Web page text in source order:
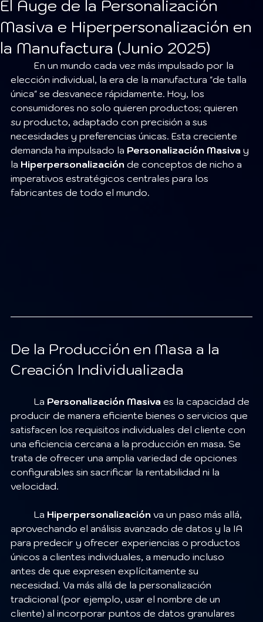
El Auge de la Personalización
Masiva e Hiperpersonalización en
la Manufactura (Junio 2025)
elección individual, la era de la manufactura "de talla
única" se desvanece rápidamente. Hoy, los
consumidores no solo quieren productos; quieren
su producto, adaptado con precisión a sus
necesidades y preferencias únicas. Esta creciente
demanda ha impulsado la Personalización Masiva y
la Hiperpersonalización de conceptos de nicho a
imperativos estratégicos centrales para los
fabricantes de todo el mundo.
De la Producción en Masa a la
Creación Individualizada
	La
Personalización Masiva es la capacidad de
producir de manera eficiente bienes o servicios que
satisfacen los requisitos individuales del cliente con
una eficiencia cercana a la producción en masa. Se
trata de ofrecer una amplia variedad de opciones
configurables sin sacrificar la rentabilidad ni la
velocidad.
	La
Hiperpersonalización va un paso más allá,
aprovechando el análisis avanzado de datos y la IA
para predecir y ofrecer experiencias o productos
únicos a clientes individuales, a menudo incluso
antes de que expresen explícitamente su
necesidad. Va más allá de la personalización
tradicional (por ejemplo, usar el nombre de un
cliente) al incorporar puntos de datos granulares